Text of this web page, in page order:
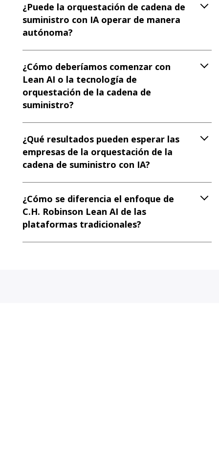
¿Puede la orquestación de cadena de
suministro con IA operar de manera
autónoma?
¿Cómo deberíamos comenzar con
Lean AI o la tecnología de
orquestación de la cadena de
suministro?
¿Qué resultados pueden esperar las
empresas de la orquestación de la
cadena de suministro con IA?
¿Cómo se diferencia el enfoque de
C.H. Robinson Lean AI de las
plataformas tradicionales?